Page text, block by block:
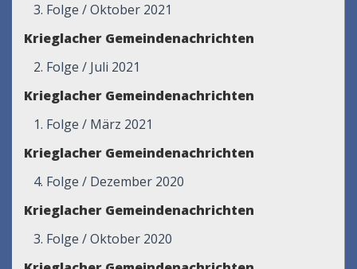
3. Folge / Oktober 2021
Krieglacher Gemeindenachrichten
2. Folge / Juli 2021
Krieglacher Gemeindenachrichten
1. Folge / März 2021
Krieglacher Gemeindenachrichten
4. Folge / Dezember 2020
Krieglacher Gemeindenachrichten
3. Folge / Oktober 2020